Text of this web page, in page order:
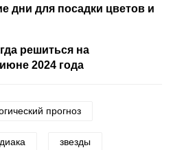
дни для посадки цветов и
решиться на
2024 года
прогноз
звезды